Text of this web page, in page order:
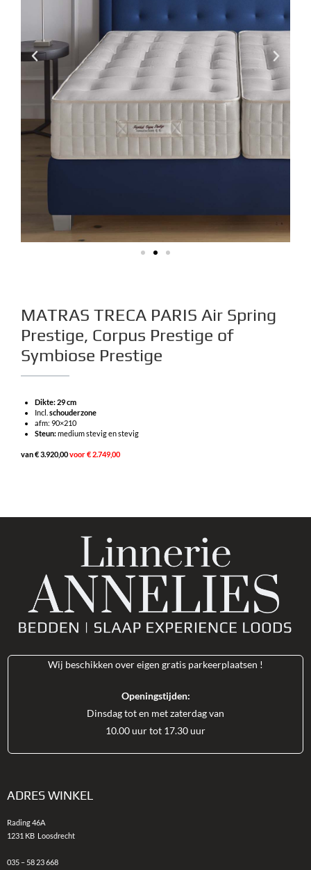
MATRAS TRECA PARIS Air Spring
Prestige, Corpus Prestige of
Symbiose Prestige
Dikte: 29 cm
Incl. schouderzone
afm: 90×210
Steun:medium stevig en stevig
van € 3.920,00voor € 2.749,00
Wij beschikken over eigen gratis parkeerplaatsen !
Openingstijden:
Dinsdag tot en met zaterdag van
10.00 uur tot 17.30 uur
ADRES WINKEL
Rading 46A
1231 KB Loosdrecht
035 – 58 23 668